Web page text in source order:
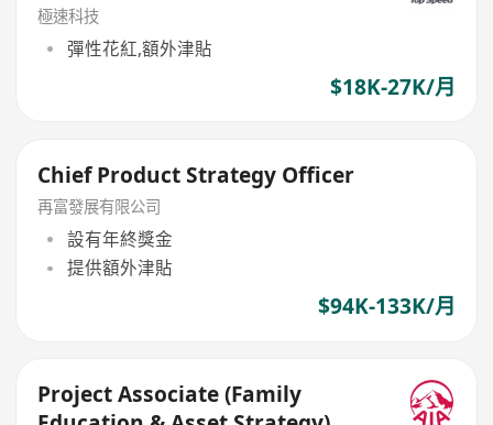
極速科技
彈性花紅,額外津貼
$18K-27K/月
Chief Product Strategy Officer
再富發展有限公司
設有年終獎金
提供額外津貼
$94K-133K/月
Project Associate (Family